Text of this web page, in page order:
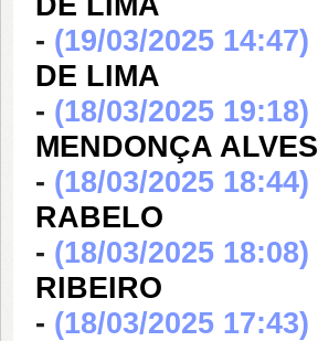
- (19/03/2025 14:47)
DE LIMA
- (18/03/2025 19:18)
MENDONÇA ALVES
- (18/03/2025 18:44)
RABELO
- (18/03/2025 18:08)
RIBEIRO
- (18/03/2025 17:43)